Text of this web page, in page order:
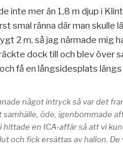
inte mer än 1,8 m djup i
smal ränna där man skulle
2 m, så jag närmade mig
dock till och blev över
få en långsidesplats längs
något intryck så var det
öde, igenbommade
hittade en ICA-affär så att vi
och fick ersättas av hallon. De